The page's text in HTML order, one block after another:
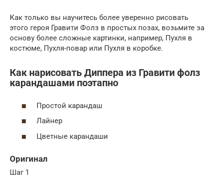
Как только вы научитесь более уверенно рисовать
этого героя Гравити Фолз в простых позах, возьмите за
основу более сложные картинки, например, Пухля в
костюме, Пухля-повар или Пухля в коробке.
Как нарисовать Диппера из Гравити фолз
карандашами поэтапно
Простой карандаш
Лайнер
Цветные карандаши
Оригинал
Шаг 1